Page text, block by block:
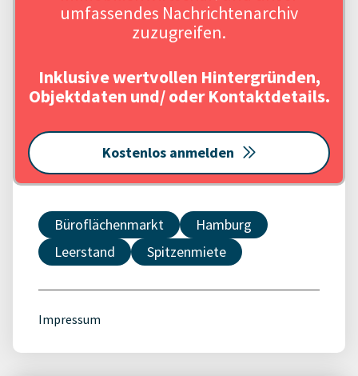
umfassendes Nachrichtenarchiv
zuzugreifen.
Inklusive wertvollen Hintergründen,
Objektdaten und/ oder Kontaktdetails.
Kostenlos anmelden
Büroflächenmarkt
Hamburg
Leerstand
Spitzenmiete
Impressum